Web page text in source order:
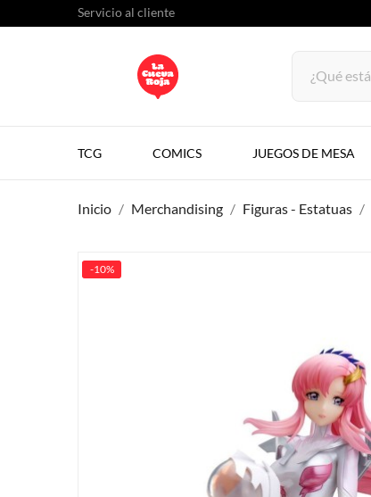
Servicio al cliente
TCG COMICS JUEGOS DE MESA
Inicio Merchandising Figuras - Estatuas
-10%